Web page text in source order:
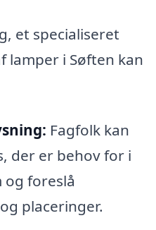
et specialiseret
i Søften kan
Fagfolk kan
der er behov for i
og foreslå
placeringer.